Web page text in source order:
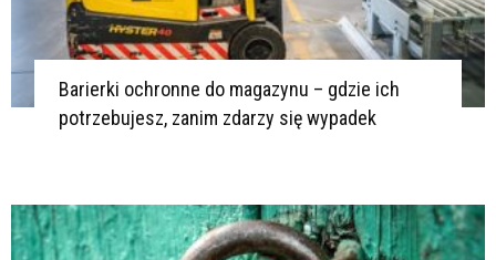
Barierki ochronne do magazynu – gdzie ich
potrzebujesz, zanim zdarzy się wypadek